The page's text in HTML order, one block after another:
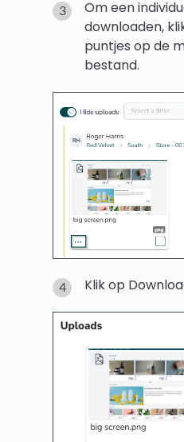
Om een
downloaden,
puntjes op de
bestand.
Klik op